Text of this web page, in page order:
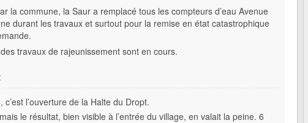
la commune, la Saur a remplacé tous les compteurs d’eau Avenue
durant les travaux et surtout pour la remise en état catastrophique
travaux de rajeunissement sont en cours.
l’ouverture de la Halte du Dropt.
le résultat, bien visible à l’entrée du village, en valait la peine. 6